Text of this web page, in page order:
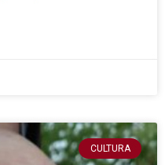
CULTURA